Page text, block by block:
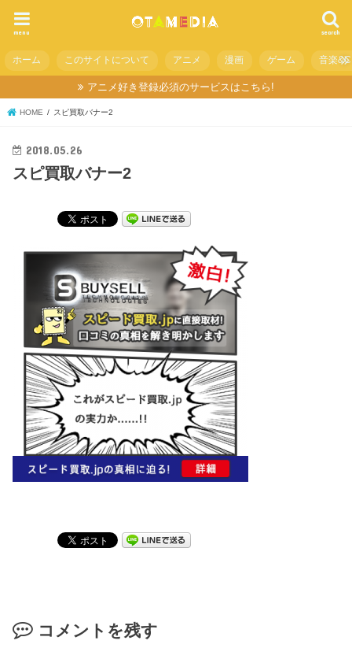
search
menu
ホーム このサイトについて アニメ 漫画 ゲーム 音楽
アニメ好き登録必須のサービスはこちら!
HOME スピ買取バナー2
2018.05.26
スピ買取バナー2
コメントを残す